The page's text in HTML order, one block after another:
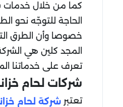
كما من خلال خدمات
الحاجة للتوجّه نحو
خصوصا وأن الطرق
المجد كلين هي
تعرف على خدماتنا
شركات لحام
تعتبر شركة لحام